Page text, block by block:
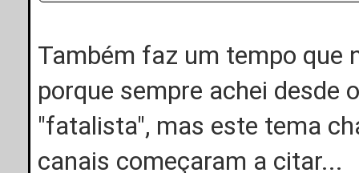
Também faz um tempo que
porque sempre achei desde
"fatalista", mas este tema
canais começaram a citar...